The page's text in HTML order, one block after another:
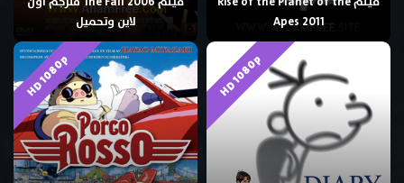
Apes 2011
لاين وتحميل
HD 1080p
HD 1080p